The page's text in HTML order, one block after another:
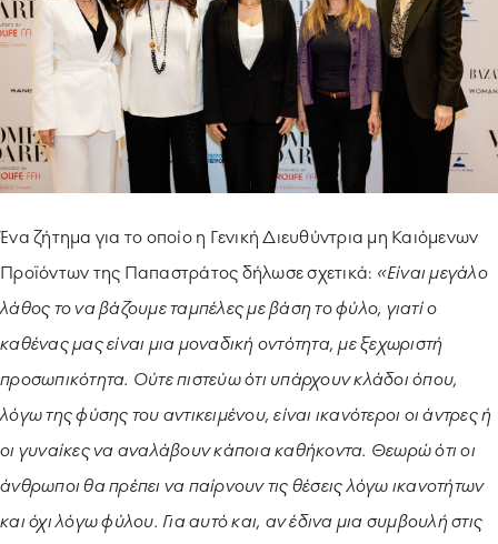
Ένα ζήτημα για το οποίο η Γενική Διευθύντρια μη Καιόμενων
Προϊόντων της Παπαστράτος δήλωσε σχετικά: «Είναι μεγάλο
λάθος το να βάζουμε ταμπέλες με βάση το φύλο, γιατί ο
καθένας μας είναι μια μοναδική οντότητα, με ξεχωριστή
προσωπικότητα. Ούτε πιστεύω ότι υπάρχουν κλάδοι όπου,
λόγω της φύσης του αντικειμένου, είναι ικανότεροι οι άντρες ή
οι γυναίκες να αναλάβουν κάποια καθήκοντα. Θεωρώ ότι οι
άνθρωποι θα πρέπει να παίρνουν τις θέσεις λόγω ικανοτήτων
και όχι λόγω φύλου. Για αυτό και, αν έδινα μια συμβουλή στις